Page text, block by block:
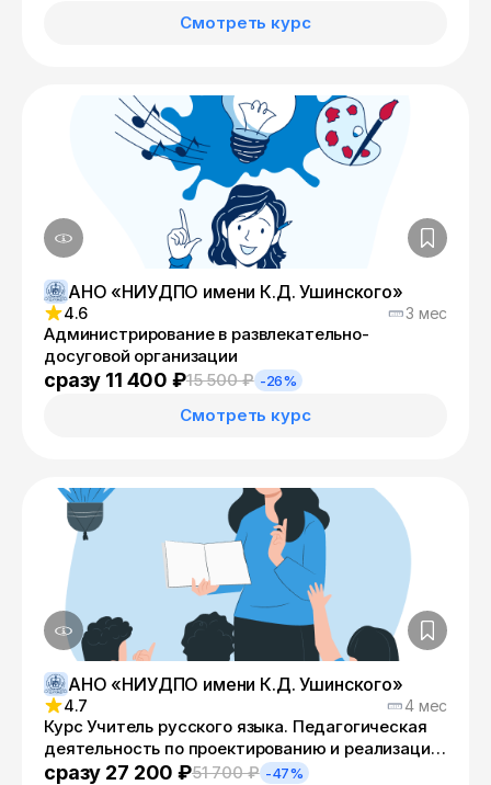
Смотреть курс
АНО «НИУДПО имени К.Д. Ушинского»
4.6 3 мес
Администрирование в развлекательно-
досуговой организации
сразу 11 400 ₽15 500 ₽ -26%
Смотреть курс
АНО «НИУДПО имени К.Д. Ушинского»
4.7 4 мес
Курс Учитель русского языка. Педагогическая
деятельность по проектированию и реализации
образовательного процесса в соответствии с
сразу 27 200 ₽51 700 ₽ -47%